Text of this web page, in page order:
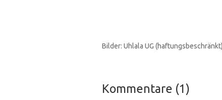
Bilder: Uhlala UG
Kommentare (1)